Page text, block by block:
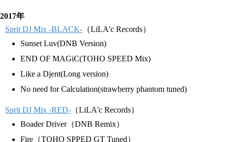
2017年
Sprit DJ Mix -BLACK- （LiLA'c Records）
Sunset Luv(DNB Version)
END OF MAGiC(TOHO SPEED Mix)
Like a Djent(Long version)
No need for Calculation(strawberry phantom tuned)
Sprit DJ Mix -RED- （LiLA'c Records）
Boader Driver（DNB Remix）
Fire（TOHO SPPED GT Tuned）